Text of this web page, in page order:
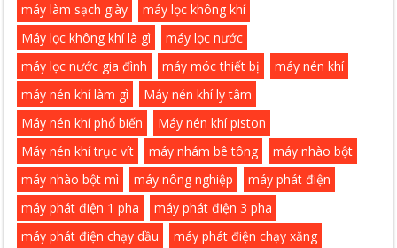
máy làm sạch giày
máy lọc không khí
Máy lọc không khí là gì
máy lọc nước
máy lọc nước gia đình
máy móc thiết bị
máy nén khí
máy nén khí làm gì
Máy nén khí ly tâm
Máy nén khí phổ biến
Máy nén khí piston
Máy nén khí trục vít
máy nhám bê tông
máy nhào bột
máy nhào bột mì
máy nông nghiệp
máy phát điện
máy phát điện 1 pha
máy phát điện 3 pha
máy phát điện chạy dầu
máy phát điện chạy xăng